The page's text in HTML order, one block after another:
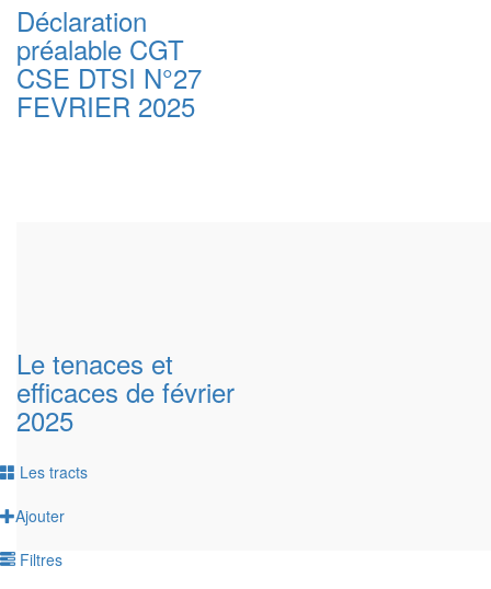
Les tracts
Ajouter
Filtres
Déclaration
préalable CGT
CSE DTSI N°27
FEVRIER 2025
Le tenaces et
efficaces de février
2025